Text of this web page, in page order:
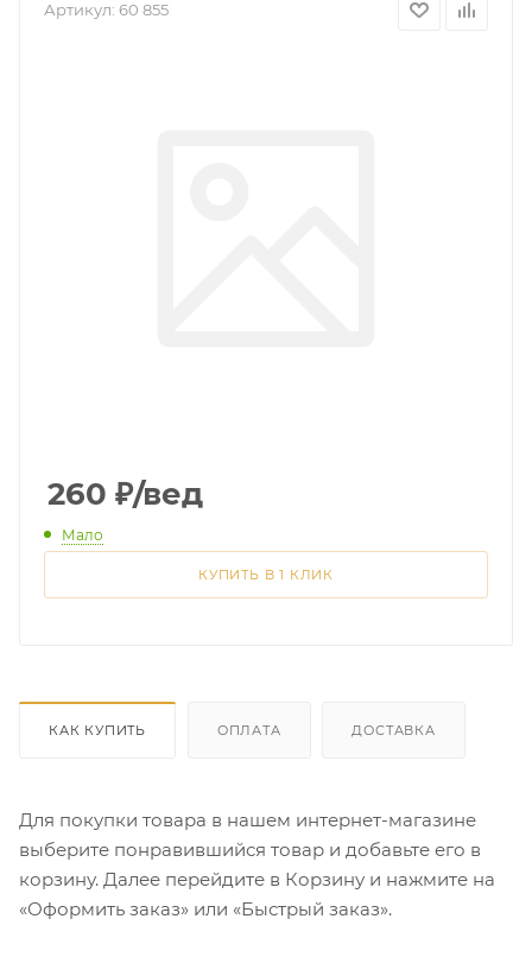
Артикул: 60 855
260 ₽/вед
Мало
КУПИТЬ В 1 КЛИК
КАК КУПИТЬ ОПЛАТА ДОСТАВКА
Для покупки товара в нашем интернет-магазине
выберите понравившийся товар и добавьте его в
корзину. Далее перейдите в Корзину и нажмите на
«Оформить заказ» или «Быстрый заказ».